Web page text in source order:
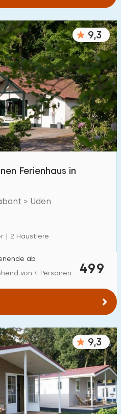
2
3
2
0
10
8
Park 12
9,3
Ferienhaus in
> Uden
| 2 Haustiere
499
ab
von 4 Personen
9,3